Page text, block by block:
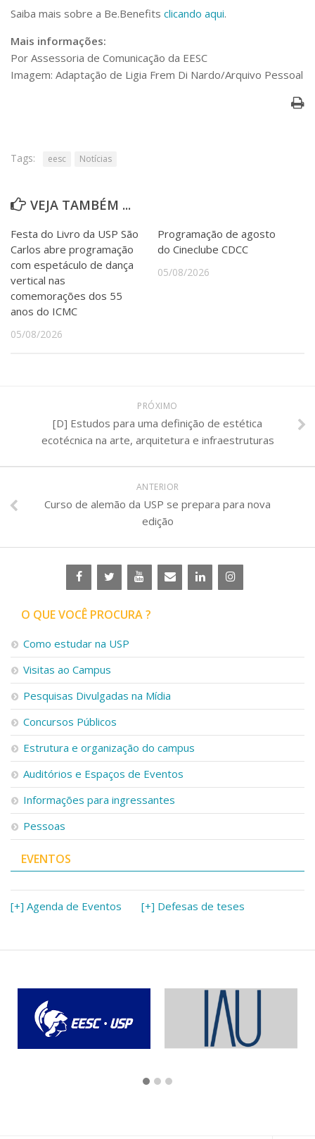
Saiba mais sobre a Be.Benefits clicando aqui.
Mais informações:
Por Assessoria de Comunicação da EESC
Imagem: Adaptação de Ligia Frem Di Nardo/Arquivo Pessoal
Tags: eesc Notícias
VEJA TAMBÉM ...
Festa do Livro da USP São
Carlos abre programação
com espetáculo de dança
vertical nas
comemorações dos 55
anos do ICMC
05/08/2026
Programação de agosto
do Cineclube CDCC
05/08/2026
PRÓXIMO
[D] Estudos para uma definição de estética
ecotécnica na arte, arquitetura e infraestruturas
ANTERIOR
Curso de alemão da USP se prepara para nova
edição
O QUE VOCÊ PROCURA ?
Como estudar na USP
Visitas ao Campus
Pesquisas Divulgadas na Mídia
Concursos Públicos
Estrutura e organização do campus
Auditórios e Espaços de Eventos
Informações para ingressantes
Pessoas
EVENTOS
[+] Agenda de Eventos [+] Defesas de teses